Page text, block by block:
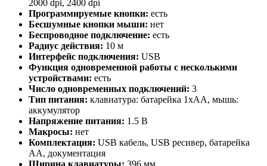
2000 dpi, 2400 dpi
Программируемые кнопки: есть
Бесшумные кнопки мыши: нет
Беспроводное подключение: есть
Радиус действия: 10 м
Интерфейс подключения: USB
Функция одновременной работы с несколькими
устройствами: есть
Число одновременных подключений: 3
Тип питания: клавиатура: батарейка 1xAA, мышь:
аккумулятор
Напряжение питания: 1.5 В
Макросы: нет
Комплектация: USB кабель, USB ресивер, батарейка
АА, документация